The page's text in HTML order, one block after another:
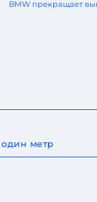
BMW прекращает
метр